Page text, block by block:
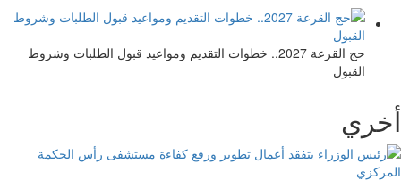
حج القرعة 2027.. خطوات التقديم ومواعيد قبول الطلبات وشروط
القبول
أخري